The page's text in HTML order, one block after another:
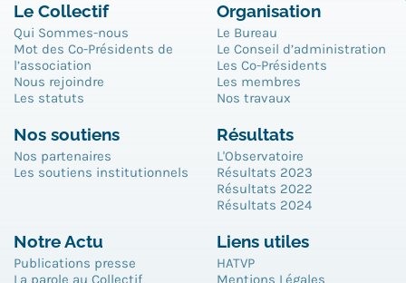
Le Collectif
Qui Sommes-nous
Mot des Co-Présidents de
l’association
Nous rejoindre
Les statuts
Organisation
Le Bureau
Le Conseil d’administration
Les Co-Présidents
Les membres
Nos travaux
Nos soutiens
Nos partenaires
Les soutiens institutionnels
Résultats
L'Observatoire
Résultats 2023
Résultats 2022
Résultats 2024
Notre Actu
Publications presse
La parole au Collectif
Liens utiles
HATVP
Mentions Légales